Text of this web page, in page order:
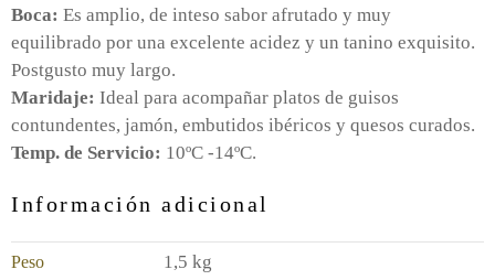
Boca: Es amplio, de inteso sabor afrutado y muy
equilibrado por una excelente acidez y un tanino exquisito.
Postgusto muy largo.
Maridaje: Ideal para acompañar platos de guisos
contundentes, jamón, embutidos ibéricos y quesos curados.
Temp. de Servicio: 10ºC -14ºC.
Información adicional
Peso 1,5 kg